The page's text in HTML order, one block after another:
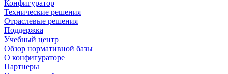
Конфигуратор
Технические решения
Отраслевые решения
Поддержка
Учебный центр
Обзор нормативной базы
О конфигураторе
Партнеры